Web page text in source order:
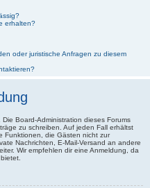
erhalten?
oder juristische Anfragen zu diesem
Board-Administration dieses Forums
zu schreiben. Auf jeden Fall erhältst
Funktionen, die Gästen nicht zur
Nachrichten, E-Mail-Versand an andere
Wir empfehlen dir eine Anmeldung, da